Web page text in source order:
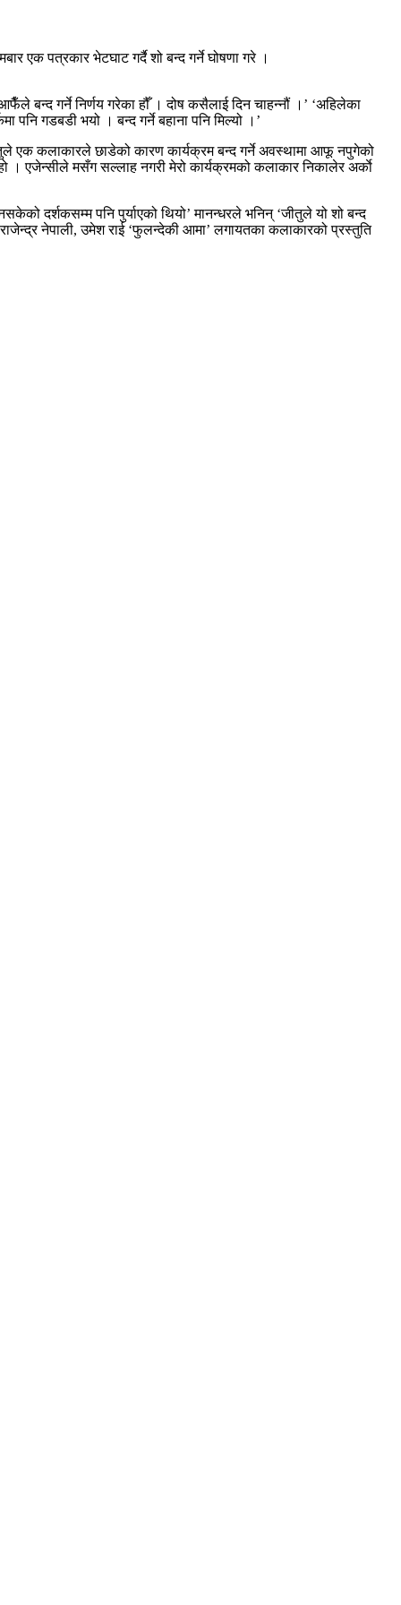
एक पत्रकार भेटघाट गर्दै शो बन्द गर्ने घोषणा गरे ।
बन्द गर्ने निर्णय गरेका हौँ । दोष कसैलाई दिन चाहन्नौं ।’ ‘अहिलेका
गडबडी भयो । बन्द गर्ने बहाना पनि मिल्यो ।’
एक कलाकारले छाडेको कारण कार्यक्रम बन्द गर्ने अवस्थामा आफू नपुगेको
। एजेन्सीले मसँग सल्लाह नगरी मेरो कार्यक्रमको कलाकार निकालेर अर्काे
दर्शकसम्म पनि पुर्याएको थियो’ मानन्धरले भनिन् ‘जीतुले यो शो बन्द
नेपाली, उमेश राई ‘फुलन्देकी आमा’ लगायतका कलाकारको प्रस्तुति